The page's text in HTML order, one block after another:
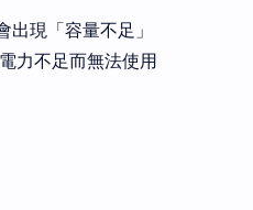
出現「容量不足」
力不足而無法使用